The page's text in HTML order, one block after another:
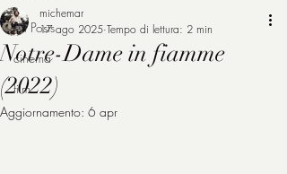
All Posts
cinema
film
Notre-Dame in fiamme
(2022)
michemar
17 ago 2025 Tempo di lettura: 2 min
Aggiornamento: 6 apr